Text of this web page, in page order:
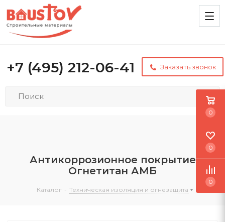
+7 (495) 212-06-41 Заказать звонок
Антикоррозионное покрытие
Огнетитан АМБ
Каталог - Техническая изоляция и огнезащита
0
0
0